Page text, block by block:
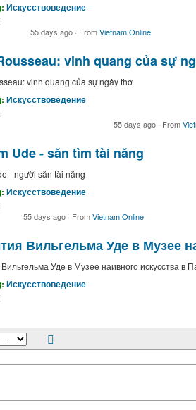
Искусствоведение
55 days ago · FromVietnam Online
vinh quang của sự
vinh quang của sự ngây thơ
Искусствоведение
55 days ago · From
Ude - săn tìm tài năng
- người săn tài năng
Искусствоведение
55 days ago · FromVietnam Online
Вильгельма Уде в Музее
Уде в Музее наивного искусства в
Искусствоведение